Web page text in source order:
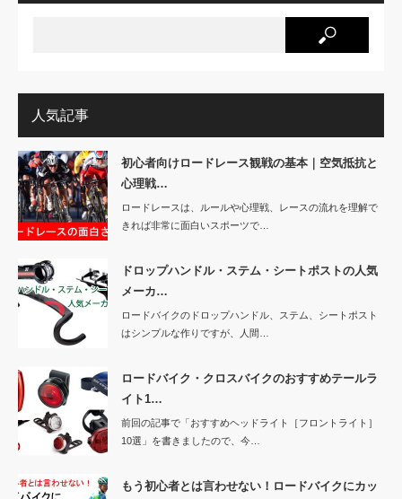
人気記事
初心者向けロードレース観戦の基本｜空気抵抗と
心理戦…
ロードレースは、ルールや心理戦、レースの流れを理解で
きれば非常に面白いスポーツで…
ドロップハンドル・ステム・シートポストの人気
メーカ…
ロードバイクのドロップハンドル、ステム、シートポスト
はシンプルな作りですが、人間…
ロードバイク・クロスバイクのおすすめテールラ
イト1…
前回の記事で「おすすめヘッドライト［フロントライト］
10選」を書きましたので、今…
もう初心者とは言わせない！ロードバイクにカッ